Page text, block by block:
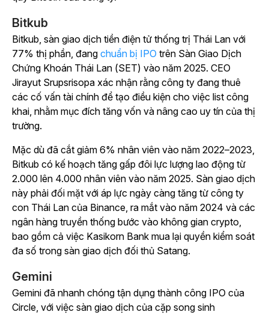
Bitkub
Bitkub, sàn giao dịch tiền điện tử thống trị Thái Lan với
77% thị phần, đang chuẩn bị IPO trên Sàn Giao Dịch
Chứng Khoán Thái Lan (SET) vào năm 2025. CEO
Jirayut Srupsrisopa xác nhận rằng công ty đang thuê
các cố vấn tài chính để tạo điều kiện cho việc list công
khai, nhằm mục đích tăng vốn và nâng cao uy tín của thị
trường.
Mặc dù đã cắt giảm 6% nhân viên vào năm 2022–2023,
Bitkub có kế hoạch tăng gấp đôi lực lượng lao động từ
2.000 lên 4.000 nhân viên vào năm 2025. Sàn giao dịch
này phải đối mặt với áp lực ngày càng tăng từ công ty
con Thái Lan của Binance, ra mắt vào năm 2024 và các
ngân hàng truyền thống bước vào không gian crypto,
bao gồm cả việc Kasikorn Bank mua lại quyền kiểm soát
đa số trong sàn giao dịch đối thủ Satang.
Gemini
Gemini đã nhanh chóng tận dụng thành công IPO của
Circle, với việc sàn giao dịch của cặp song sinh